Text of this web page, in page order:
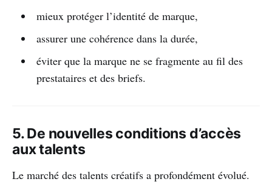
mieux protéger l’identité de marque,
assurer une cohérence dans la durée,
éviter que la marque ne se fragmente au fil des
prestataires et des briefs.
5. De nouvelles conditions d’accès
aux talents
Le marché des talents créatifs a profondément évolué.